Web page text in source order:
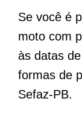
Se você é
moto com
às datas
formas de
Sefaz-PB.